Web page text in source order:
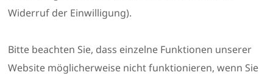
Widerruf der Einwilligung).
Bitte beachten Sie, dass einzelne Funktionen unserer
Website möglicherweise nicht funktionieren, wenn Sie